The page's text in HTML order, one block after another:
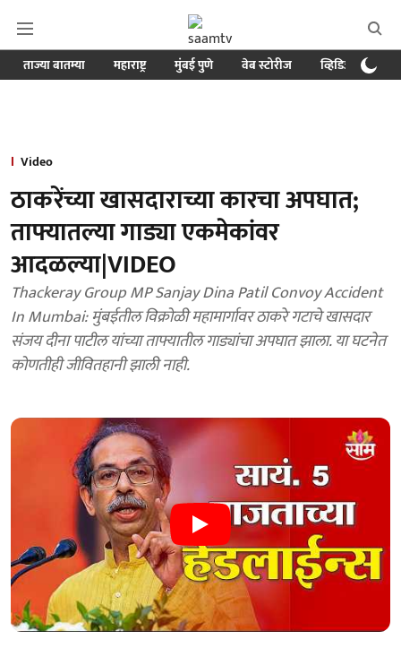
ताज्या बातम्या महाराष्ट्र मुंबई पुणे वेब स्टोरीज व्हिडिओ
Video
ठाकरेंच्या खासदाराच्या कारचा अपघात;
ताफ्यातल्या गाड्या एकमेकांवर
आदळल्या|VIDEO
Thackeray Group MP Sanjay Dina Patil Convoy Accident
In Mumbai: मुंबईतील विक्रोळी महामार्गावर ठाकरे गटाचे खासदार
संजय दीना पाटील यांच्या ताफ्यातील गाड्यांचा अपघात झाला. या घटनेत
कोणतीही जीवितहानी झाली नाही.